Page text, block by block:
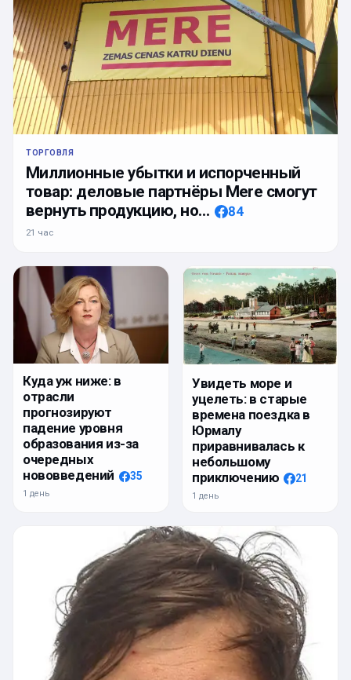
ТОРГОВЛЯ
Миллионные убытки и испорченный
товар: деловые партнёры Mere смогут
вернуть продукцию, но…
84
21 час
Куда уж ниже: в
отрасли
прогнозируют
падение уровня
образования из-за
очередных
нововведений
35
1 день
Увидеть море и
уцелеть: в старые
времена поездка в
Юрмалу
приравнивалась к
небольшому
приключению
21
1 день